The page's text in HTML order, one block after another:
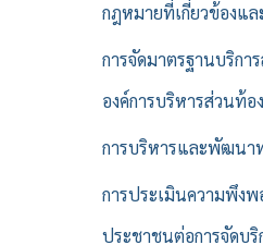
กฎหมายที่เกี่ยวข้องแ
การจัดมาตรฐานบริกา
องค์การบริหารส่วนท้อ
การบริหารและพัฒนา
การประเมินความพึงพ
ประชาชนต่อการจัดบริ